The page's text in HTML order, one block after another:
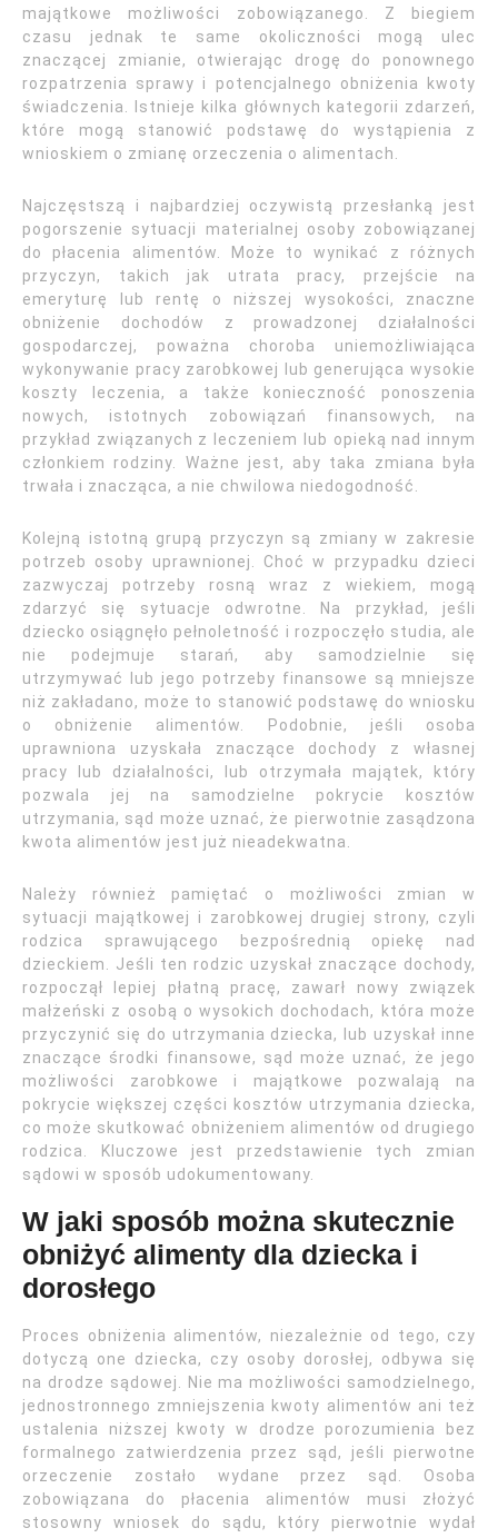
majątkowe możliwości zobowiązanego. Z biegiem
czasu jednak te same okoliczności mogą ulec
znaczącej zmianie, otwierając drogę do ponownego
rozpatrzenia sprawy i potencjalnego obniżenia kwoty
świadczenia. Istnieje kilka głównych kategorii zdarzeń,
które mogą stanowić podstawę do wystąpienia z
wnioskiem o zmianę orzeczenia o alimentach.
Najczęstszą i najbardziej oczywistą przesłanką jest
pogorszenie sytuacji materialnej osoby zobowiązanej
do płacenia alimentów. Może to wynikać z różnych
przyczyn, takich jak utrata pracy, przejście na
emeryturę lub rentę o niższej wysokości, znaczne
obniżenie dochodów z prowadzonej działalności
gospodarczej, poważna choroba uniemożliwiająca
wykonywanie pracy zarobkowej lub generująca wysokie
koszty leczenia, a także konieczność ponoszenia
nowych, istotnych zobowiązań finansowych, na
przykład związanych z leczeniem lub opieką nad innym
członkiem rodziny. Ważne jest, aby taka zmiana była
trwała i znacząca, a nie chwilowa niedogodność.
Kolejną istotną grupą przyczyn są zmiany w zakresie
potrzeb osoby uprawnionej. Choć w przypadku dzieci
zazwyczaj potrzeby rosną wraz z wiekiem, mogą
zdarzyć się sytuacje odwrotne. Na przykład, jeśli
dziecko osiągnęło pełnoletność i rozpoczęło studia, ale
nie podejmuje starań, aby samodzielnie się
utrzymywać lub jego potrzeby finansowe są mniejsze
niż zakładano, może to stanowić podstawę do wniosku
o obniżenie alimentów. Podobnie, jeśli osoba
uprawniona uzyskała znaczące dochody z własnej
pracy lub działalności, lub otrzymała majątek, który
pozwala jej na samodzielne pokrycie kosztów
utrzymania, sąd może uznać, że pierwotnie zasądzona
kwota alimentów jest już nieadekwatna.
Należy również pamiętać o możliwości zmian w
sytuacji majątkowej i zarobkowej drugiej strony, czyli
rodzica sprawującego bezpośrednią opiekę nad
dzieckiem. Jeśli ten rodzic uzyskał znaczące dochody,
rozpoczął lepiej płatną pracę, zawarł nowy związek
małżeński z osobą o wysokich dochodach, która może
przyczynić się do utrzymania dziecka, lub uzyskał inne
znaczące środki finansowe, sąd może uznać, że jego
możliwości zarobkowe i majątkowe pozwalają na
pokrycie większej części kosztów utrzymania dziecka,
co może skutkować obniżeniem alimentów od drugiego
rodzica. Kluczowe jest przedstawienie tych zmian
sądowi w sposób udokumentowany.
W jaki sposób można skutecznie
obniżyć alimenty dla dziecka i
dorosłego
Proces obniżenia alimentów, niezależnie od tego, czy
dotyczą one dziecka, czy osoby dorosłej, odbywa się
na drodze sądowej. Nie ma możliwości samodzielnego,
jednostronnego zmniejszenia kwoty alimentów ani też
ustalenia niższej kwoty w drodze porozumienia bez
formalnego zatwierdzenia przez sąd, jeśli pierwotne
orzeczenie zostało wydane przez sąd. Osoba
zobowiązana do płacenia alimentów musi złożyć
stosowny wniosek do sądu, który pierwotnie wydał